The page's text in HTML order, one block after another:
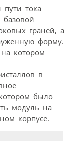
пути тока
граней, а
форму.
котором
в
было
модуль на
корпусе.